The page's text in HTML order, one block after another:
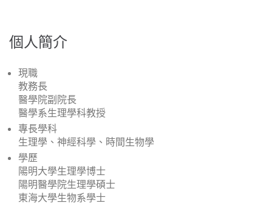
個人簡介
現職
教務長
醫學院副院長
醫學系生理學科教授
專長學科
生理學、神經科學、時間生物學
學歷
陽明大學生理學博士
陽明醫學院生理學碩士
東海大學生物系學士